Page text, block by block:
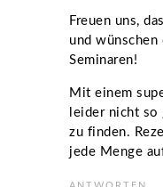
Freuen uns,
und wünschen
Seminaren!
Mit einem
leider nicht so
zu finden.
jede Menge